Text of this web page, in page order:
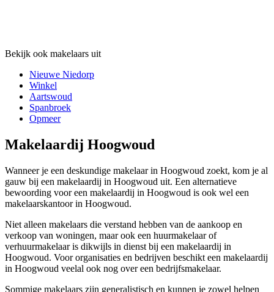
Bekijk ook makelaars uit
Nieuwe Niedorp
Winkel
Aartswoud
Spanbroek
Opmeer
Makelaardij Hoogwoud
Wanneer je een deskundige makelaar in Hoogwoud zoekt, kom je al
gauw bij een makelaardij in Hoogwoud uit. Een alternatieve
bewoording voor een makelaardij in Hoogwoud is ook wel een
makelaarskantoor in Hoogwoud.
Niet alleen makelaars die verstand hebben van de aankoop en
verkoop van woningen, maar ook een huurmakelaar of
verhuurmakelaar is dikwijls in dienst bij een makelaardij in
Hoogwoud. Voor organisaties en bedrijven beschikt een makelaardij
in Hoogwoud veelal ook nog over een bedrijfsmakelaar.
Sommige makelaars zijn generalistisch en kunnen je zowel helpen